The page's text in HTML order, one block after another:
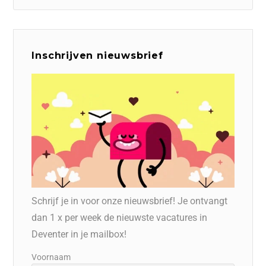
Inschrijven nieuwsbrief
Schrijf je in voor onze nieuwsbrief! Je ontvangt
dan 1 x per week de nieuwste vacatures in
Deventer in je mailbox!
Voornaam